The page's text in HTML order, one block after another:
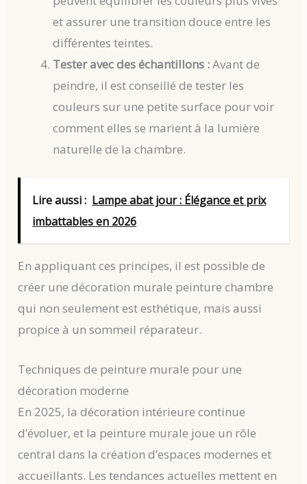
et assurer une transition douce entre les
différentes teintes.
Tester avec des échantillons :Avant de
peindre, il est conseillé de tester les
couleurs sur une petite surface pour voir
comment elles se marient à la lumière
naturelle de la chambre.
Lire aussi : Lampe abat jour : Élégance et prix
imbattables en 2026
En appliquant ces principes, il est possible de
créer une décoration murale peinture chambre
qui non seulement est esthétique, mais aussi
propice à un sommeil réparateur.
Techniques de peinture murale pour une
décoration moderne
En 2025, la décoration intérieure continue
d’évoluer, et la peinture murale joue un rôle
central dans la création d’espaces modernes et
accueillants. Les tendances actuelles mettent en